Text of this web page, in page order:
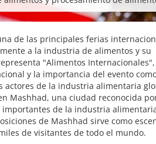
de las principales ferias
a la industria de alimentos y su
"Alimentos Internacionales",
y la importancia del evento
actores de la industria alimentaria
Mashhad, una ciudad reconocida
importantes de la industria
de Mashhad sirve como
de visitantes de todo el mundo.